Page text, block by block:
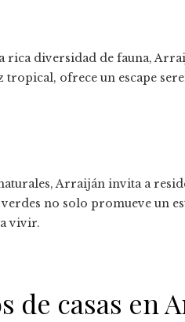
rica diversidad de fauna,
tropical, ofrece un escape
Arraiján invita a
no solo promueve un
vivir.
de casas en